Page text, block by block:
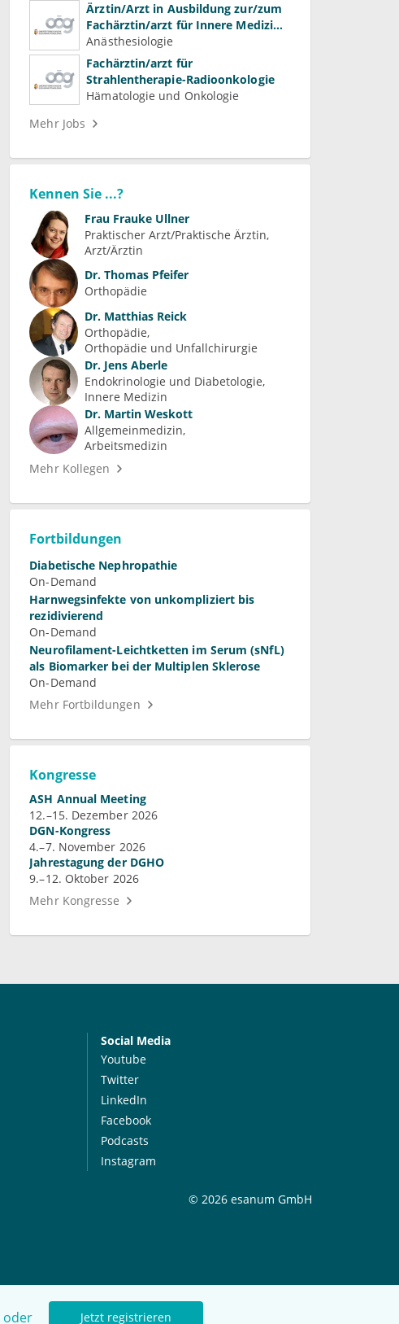
oder Jetzt registrieren
Ärztin/Arzt in Ausbildung zur/zum
Fachärztin/arzt für Innere Medizin
(Kardiologie, Nephrologie,
Intensivmedizin)
Anästhesiologie
Fachärztin/arzt für
Strahlentherapie-Radioonkologie
Hämatologie und Onkologie
Mehr Jobs
Kennen Sie ...?
Frau Frauke Ullner
Praktischer Arzt/Praktische Ärztin,
Arzt/Ärztin
Dr. Thomas Pfeifer
Orthopädie
Dr. Matthias Reick
Orthopädie
Orthopädie und Unfallchirurgie
Dr. Jens Aberle
Endokrinologie und Diabetologie
Innere Medizin
Dr. Martin Weskott
Allgemeinmedizin
Arbeitsmedizin
Mehr Kollegen
Fortbildungen
Diabetische Nephropathie
On-Demand
Harnwegsinfekte von unkompliziert bis
rezidivierend
On-Demand
Neurofilament-Leichtketten im Serum (sNfL)
als Biomarker bei der Multiplen Sklerose
On-Demand
Mehr Fortbildungen
Kongresse
ASH Annual Meeting
12.–15. Dezember 2026
DGN-Kongress
4.–7. November 2026
Jahrestagung der DGHO
9.–12. Oktober 2026
Mehr Kongresse
Social Media
Youtube
Twitter
LinkedIn
Facebook
Podcasts
Instagram
© 2026 esanum GmbH